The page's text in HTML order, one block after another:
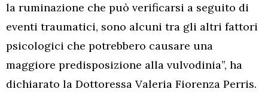
la ruminazione che può verificarsi a seguito di
eventi traumatici, sono alcuni tra gli altri fattori
psicologici che potrebbero causare una
maggiore predisposizione alla vulvodinia”, ha
dichiarato la Dottoressa Valeria Fiorenza Perris.